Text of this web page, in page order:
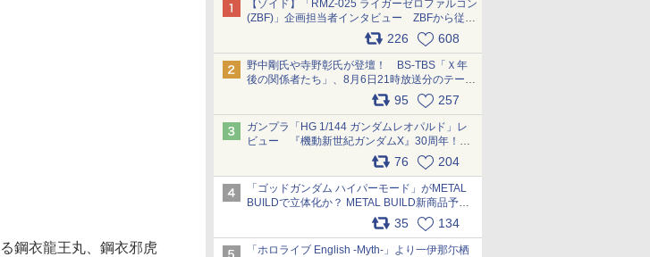
【ゾイド】「RMZ-025 ライガーゼロファルコン
(ZBF)」企画担当者インタビュー ZBFから従来
デザインまで再現可能なボリューム満点のキッ
ト pic.x.com/6zOqQAQKkX
226 608
野中剛氏や寺野彰氏が登壇！ BS-TBS「Ｘ年
後の関係者たち」、8月6日21時放送分のテーマ
は「超合金」！ pic.x.com/uWyt1uyuFm
95 257
ガンプラ「HG 1/144 ガンダムレオパルド」レ
ビュー 『機動新世紀ガンダムX』30周年！イ
ンナーアームガトリングの変形機構まで再現し
最新フォーマットでキット化！
pic.x.com/nszPIDTpbg
76 204
「ゴッドガンダム ハイパーモード」がMETAL
BUILDで立体化か？ METAL BUILD新商品予告
が公開 pic.x.com/HIcLLIM3ar35 134
「ホロライブ English -Myth-」より一伊那尓栖
鋼衣龍王丸、鋼衣邪虎